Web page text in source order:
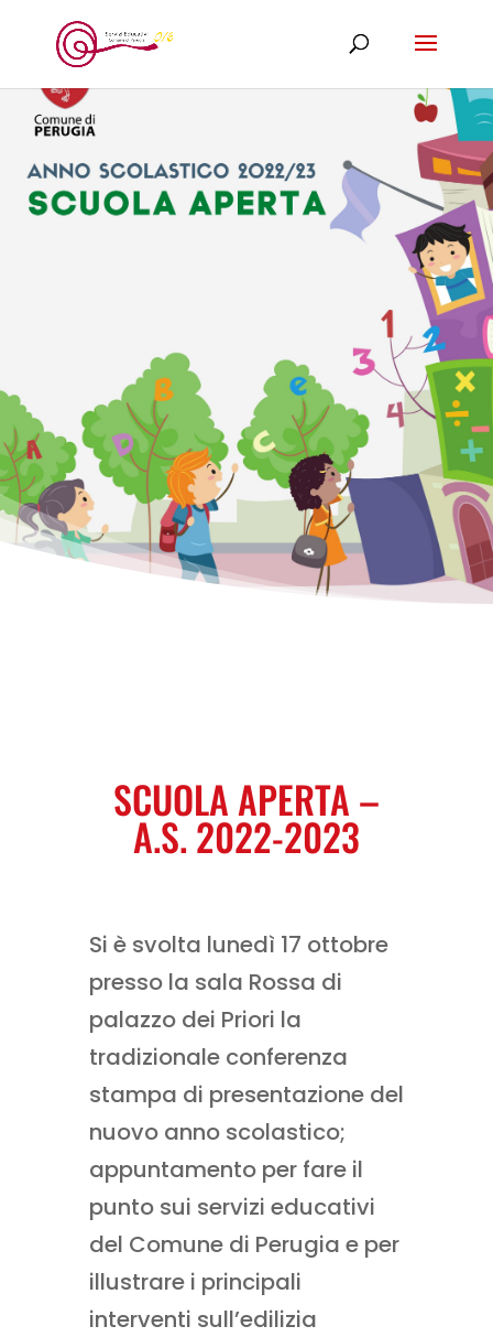
SCUOLA APERTA –
A.S. 2022-2023
Si è svolta lunedì 17 ottobre
presso la sala Rossa di
palazzo dei Priori la
tradizionale conferenza
stampa di presentazione del
nuovo anno scolastico;
appuntamento per fare il
punto sui servizi educativi
del Comune di Perugia e per
illustrare i principali
interventi sull’edilizia